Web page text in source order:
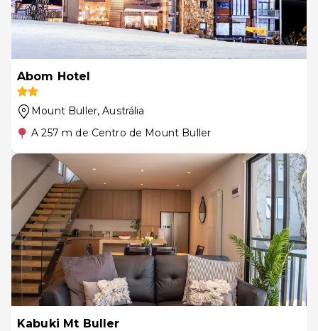
Abom Hotel
Mount Buller, Austrália
A 257 m de Centro de Mount Buller
Kabuki Mt Buller